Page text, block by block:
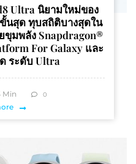
Ultra นิยามใหม่ของ
นสุด ทุบสถิติบางสุดใน
ขุมพลัง Snapdragon®
For Galaxy และ
ระดับ Ultra
Min 0